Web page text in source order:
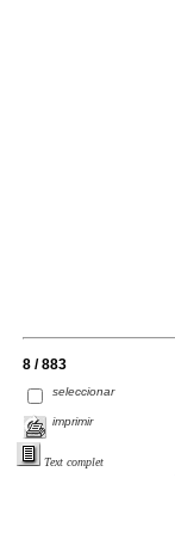
8 / 883
seleccionar
imprimir
Text complet